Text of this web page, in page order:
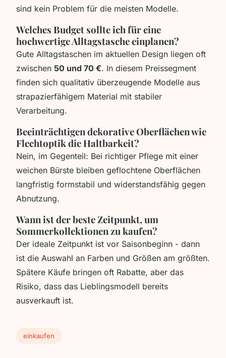
sind kein Problem für die meisten Modelle.
Welches Budget sollte ich für eine
hochwertige Alltagstasche einplanen?
Gute Alltagstaschen im aktuellen Design liegen oft
zwischen 50 und 70 €. In diesem Preissegment
finden sich qualitativ überzeugende Modelle aus
strapazierfähigem Material mit stabiler
Verarbeitung.
Beeinträchtigen dekorative Oberflächen wie
Flechtoptik die Haltbarkeit?
Nein, im Gegenteil: Bei richtiger Pflege mit einer
weichen Bürste bleiben geflochtene Oberflächen
langfristig formstabil und widerstandsfähig gegen
Abnutzung.
Wann ist der beste Zeitpunkt, um
Sommerkollektionen zu kaufen?
Der ideale Zeitpunkt ist vor Saisonbeginn - dann
ist die Auswahl an Farben und Größen am größten.
Spätere Käufe bringen oft Rabatte, aber das
Risiko, dass das Lieblingsmodell bereits
ausverkauft ist.
einkaufen